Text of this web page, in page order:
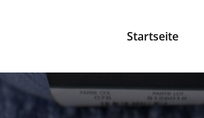
Startseite